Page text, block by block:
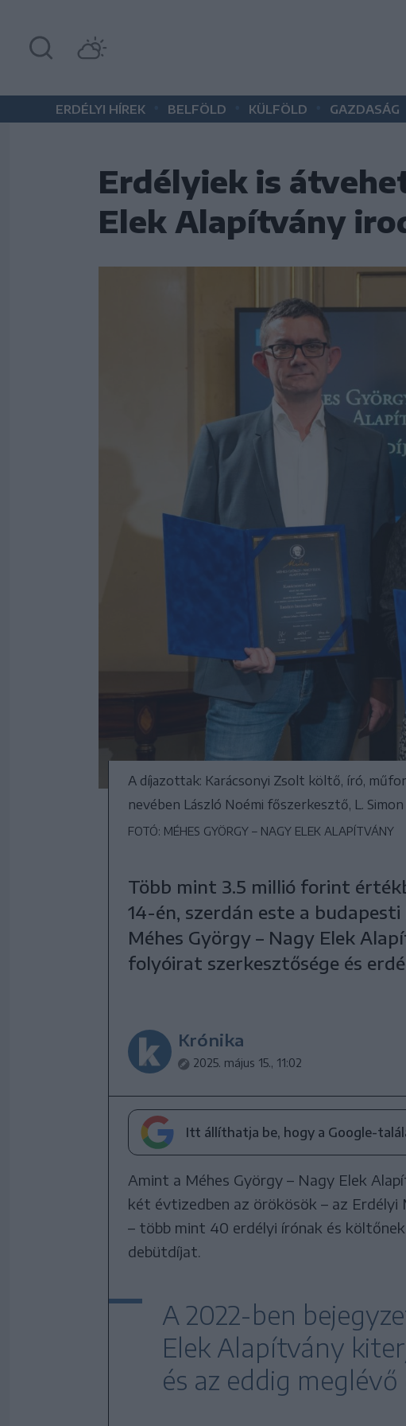
ERDÉLYI HÍREK BELFÖLD KÜLFÖLD GAZDASÁG
Erdélyiek is
Elek Alapítvány
A díjazottak: Karácsonyi Zsolt költő, író,
nevében László Noémi főszerkesztő, L.
FOTÓ: MÉHES GYÖRGY – NAGY ELEK ALAPÍTVÁNY
Több mint 3.5 millió forint
14-én, szerdán este a
Méhes György – Nagy Elek
folyóirat szerkesztősége és
Krónika
2025. május 15., 11:02
Itt állíthatja be, hogy a Google-
Amint a Méhes György – Nagy Elek
két évtizedben az örökösök – az
– több mint 40 erdélyi írónak és
debütdíjat.
A 2022-ben
Elek Alapítvány
és az eddig